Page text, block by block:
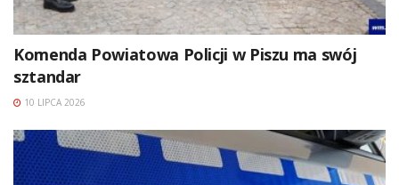
Komenda Powiatowa Policji w Piszu ma swój
sztandar
10 LIPCA 2026